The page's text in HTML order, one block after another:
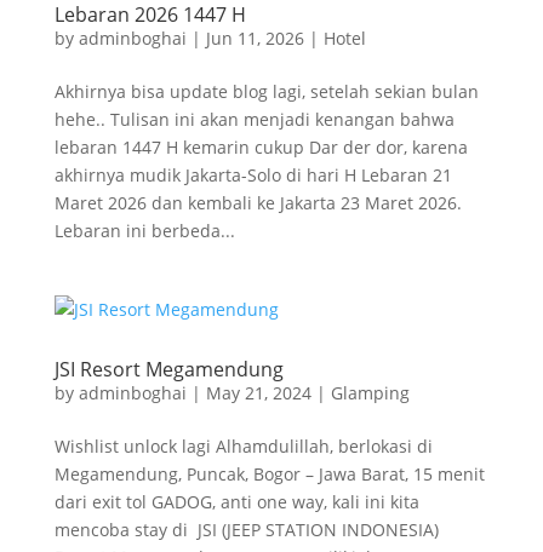
Lebaran 2026 1447 H
by adminboghai | Jun 11, 2026| Hotel
Akhirnya bisa update blog lagi, setelah sekian bulan
hehe.. Tulisan ini akan menjadi kenangan bahwa
lebaran 1447 H kemarin cukup Dar der dor, karena
akhirnya mudik Jakarta-Solo di hari H Lebaran 21
Maret 2026 dan kembali ke Jakarta 23 Maret 2026.
Lebaran ini berbeda...
JSI Resort Megamendung
by adminboghai | May 21, 2024| Glamping
Wishlist unlock lagi Alhamdulillah, berlokasi di
Megamendung, Puncak, Bogor – Jawa Barat, 15 menit
dari exit tol GADOG, anti one way, kali ini kita
mencoba stay di JSI (JEEP STATION INDONESIA)